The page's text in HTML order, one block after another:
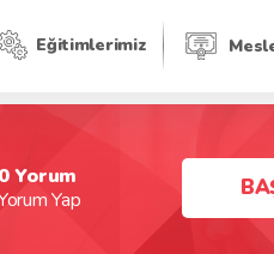
Eğitimlerimiz
0 Yorum
Yap